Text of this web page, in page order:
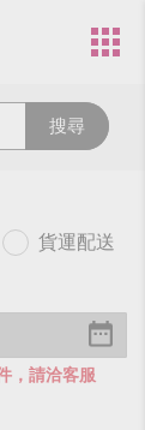
搜尋
貨運配送
，請洽客服